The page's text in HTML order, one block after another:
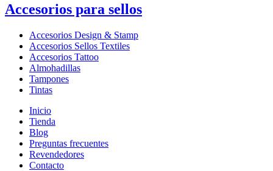
Accesorios para sellos
Accesorios Design & Stamp
Accesorios Sellos Textiles
Accesorios Tattoo
Almohadillas
Tampones
Tintas
Inicio
Tienda
Blog
Preguntas frecuentes
Revendedores
Contacto